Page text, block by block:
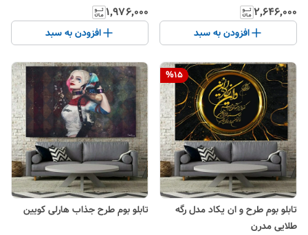
۲٬۶۴۶٬۰۰۰
افزودن به سبد
۱٬۹۷۶٬۰۰۰
افزودن به سبد
%15
تابلو بوم طرح و ان یکاد مدل رگه
طلایی مدرن
تابلو بوم طرح جذاب هارلی کویین